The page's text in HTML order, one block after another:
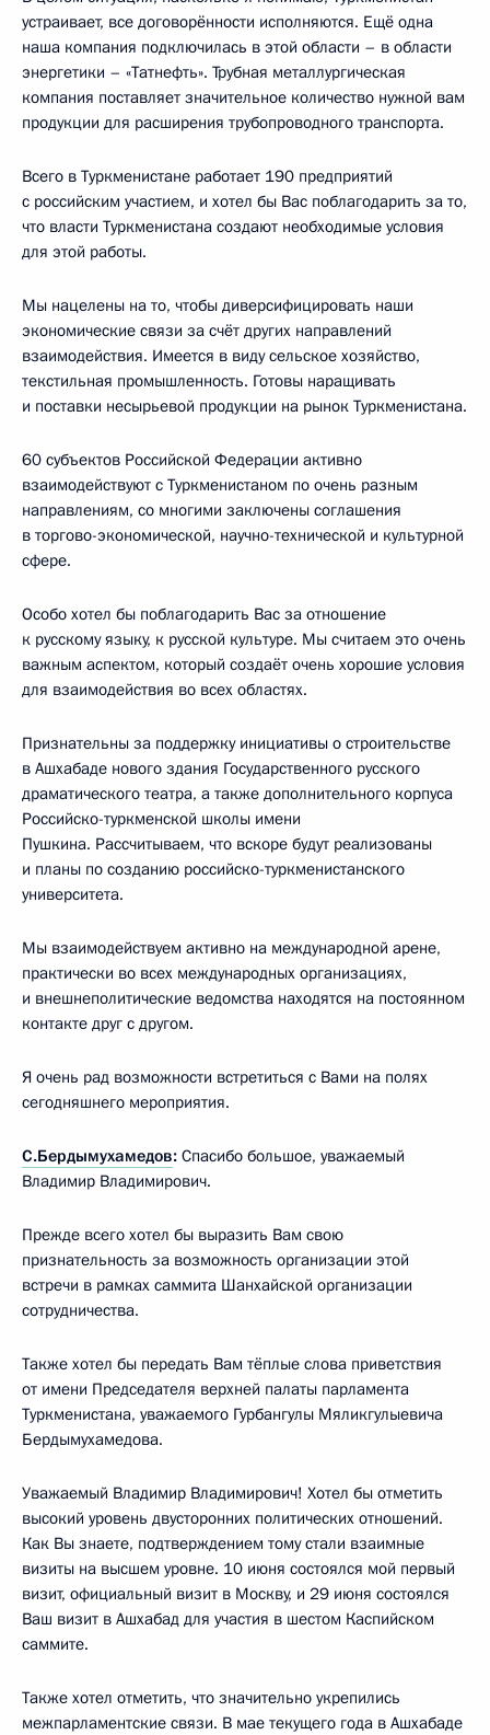
устраивает, все договорённости исполняются. Ещё одна
наша компания подключилась в этой области – в области
энергетики – «Татнефть». Трубная металлургическая
компания поставляет значительное количество нужной вам
продукции для расширения трубопроводного транспорта.
Всего в Туркменистане работает 190 предприятий
с российским участием, и хотел бы Вас поблагодарить за то,
что власти Туркменистана создают необходимые условия
для этой работы.
Мы нацелены на то, чтобы диверсифицировать наши
экономические связи за счёт других направлений
взаимодействия. Имеется в виду сельское хозяйство,
текстильная промышленность. Готовы наращивать
и поставки несырьевой продукции на рынок Туркменистана.
60 субъектов Российской Федерации активно
взаимодействуют с Туркменистаном по очень разным
направлениям, со многими заключены соглашения
в торгово-экономической, научно-технической и культурной
сфере.
Особо хотел бы поблагодарить Вас за отношение
к русскому языку, к русской культуре. Мы считаем это очень
важным аспектом, который создаёт очень хорошие условия
для взаимодействия во всех областях.
Признательны за поддержку инициативы о строительстве
в Ашхабаде нового здания Государственного русского
драматического театра, а также дополнительного корпуса
Российско-туркменской школы имени
Пушкина. Рассчитываем, что вскоре будут реализованы
и планы по созданию российско-туркменистанского
университета.
Мы взаимодействуем активно на международной арене,
практически во всех международных организациях,
и внешнеполитические ведомства находятся на постоянном
контакте друг с другом.
Я очень рад возможности встретиться с Вами на полях
сегодняшнего мероприятия.
С.Бердымухамедов: Спасибо большое, уважаемый
Владимир Владимирович.
Прежде всего хотел бы выразить Вам свою
признательность за возможность организации этой
встречи в рамках саммита Шанхайской организации
сотрудничества.
Также хотел бы передать Вам тёплые слова приветствия
от имени Председателя верхней палаты парламента
Туркменистана, уважаемого Гурбангулы Мяликгулыевича
Бердымухамедова.
Уважаемый Владимир Владимирович! Хотел бы отметить
высокий уровень двусторонних политических отношений.
Как Вы знаете, подтверждением тому стали взаимные
визиты на высшем уровне. 10 июня состоялся мой первый
визит, официальный визит в Москву, и 29 июня состоялся
Ваш визит в Ашхабад для участия в шестом Каспийском
саммите.
Также хотел отметить, что значительно укрепились
межпарламентские связи. В мае текущего года в Ашхабаде